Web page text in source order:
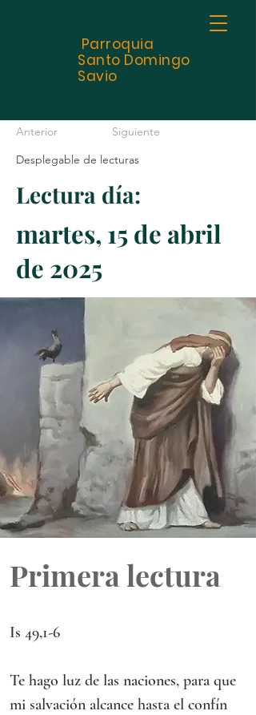
Parroquia
Santo Domingo
Savio
Anterior
Siguiente
Desplegable de lecturas
Lectura día:
martes, 15 de abril
de 2025
Primera lectura
Is 49,1-6
Te hago luz de las naciones, para que
mi salvación alcance hasta el confín